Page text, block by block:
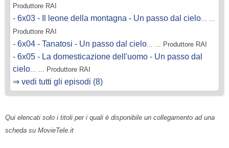
Produttore RAI
- 6x03 - Il leone della montagna - Un passo dal cielo
Produttore RAI
- 6x04 - Tanatosi - Un passo dal cielo ... ... Produttore RAI
- 6x05 - La domesticazione dell'uomo - Un passo dal
cielo ... ... Produttore RAI
⇒ vedi tutti gli episodi (8)
Qui elencati solo i titoli per i quali è disponibile un collegamento ad una
scheda su MovieTele.it